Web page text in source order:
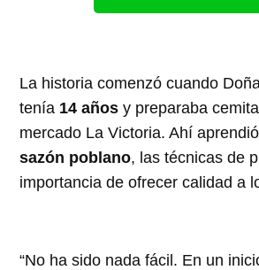
La historia comenzó cuando
tenía 14 años y preparaba
mercado La Victoria. Ahí
sazón poblano, las técnicas de
importancia de ofrecer calidad a
“No ha sido nada fácil. En un